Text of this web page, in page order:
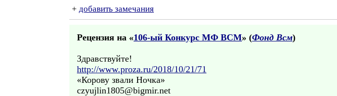
+ добавить замечания
Рецензия на «106-ый Конкурс МФ ВСМ» (Фонд Всм)
Здравствуйте!
http://www.proza.ru/2018/10/21/71
«Корову звали Ночка»
czyujlin1805@bigmir.net